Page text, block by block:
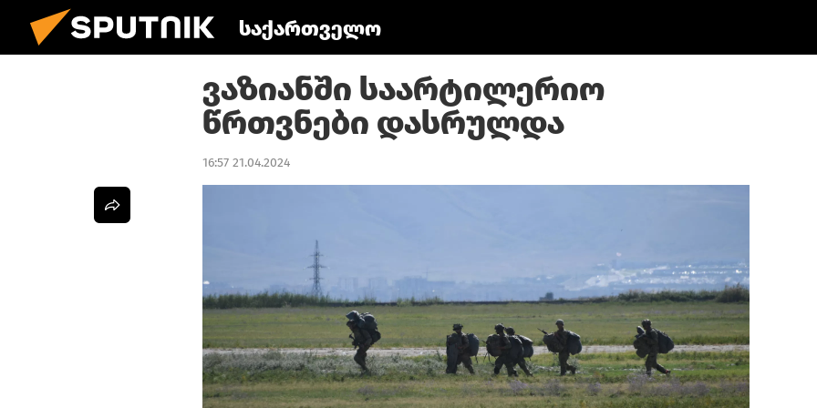
საქართველო
ვაზიანში საარტილერიო
წრთვნები დასრულდა
16:57 21.04.2024